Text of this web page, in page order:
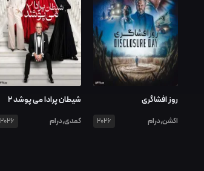
روز افشاگری
اکشن,درام 2026
شیطان پرادا می پوشد ۲
کمدی,درام 2026